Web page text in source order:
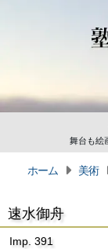
舞台も絵
ホーム 美術
速水御舟
Imp. 391